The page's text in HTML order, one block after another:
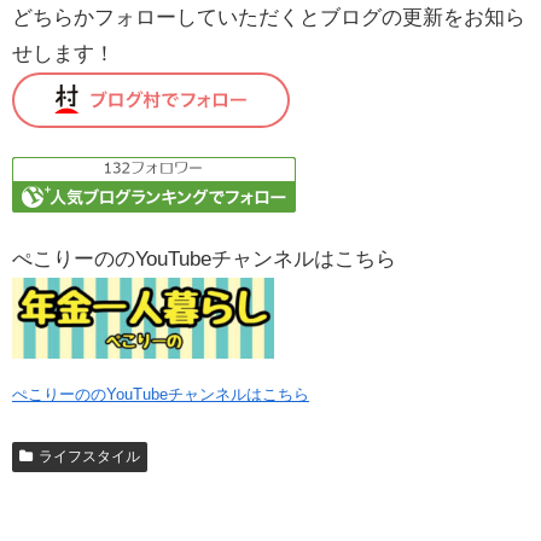
どちらかフォローしていただくとブログの更新をお知ら
せします！
ぺこりーののYouTubeチャンネルはこちら
ぺこりーののYouTubeチャンネルはこちら
ライフスタイル